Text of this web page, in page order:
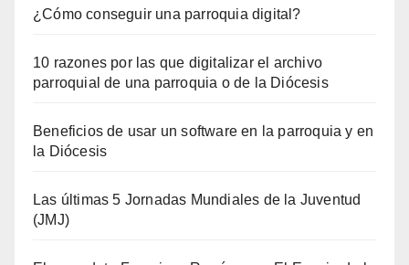
¿Cómo conseguir una parroquia digital?
10 razones por las que digitalizar el archivo
parroquial de una parroquia o de la Diócesis
Beneficios de usar un software en la parroquia y en
la Diócesis
Las últimas 5 Jornadas Mundiales de la Juventud
(JMJ)